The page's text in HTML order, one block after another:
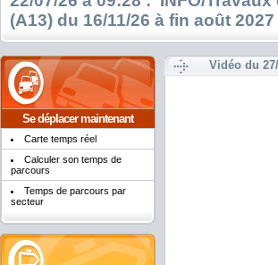
(A13) du 16/11/26 à fin août 2027
Se déplacer maintenant
Carte temps réel
Calculer son temps de
parcours
Temps de parcours par
secteur
Vidéo du